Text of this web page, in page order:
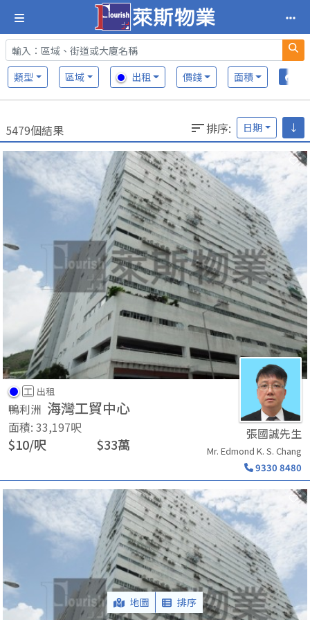
類型 區域 出租 價錢 面積
5479個結果 排序: 日期 ↓
工 出租
鴨利洲 海灣工貿中心
面積: 33,197呎
$10/呎 $33萬
張國誠先生
Mr. Edmond K. S. Chang
9330 8480
地圖 排序